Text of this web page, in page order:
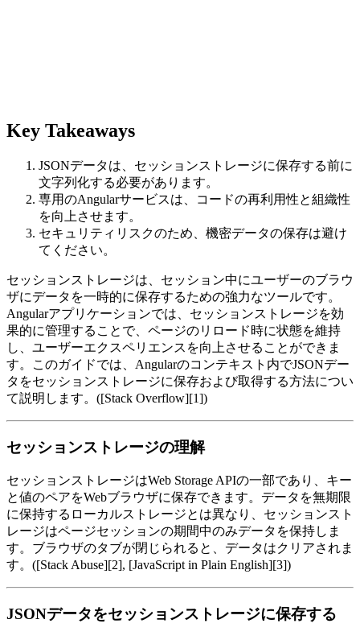
Key Takeaways
JSONデータは、セッションストレージに保存する前に
文字列化する必要があります。
専用のAngularサービスは、コードの再利用性と組織性
を向上させます。
セキュリティリスクのため、機密データの保存は避け
てください。
セッションストレージは、セッション中にユーザーのブラウ
ザにデータを一時的に保存するための強力なツールです。
Angularアプリケーションでは、セッションストレージを効
果的に管理することで、ページのリロード時に状態を維持
し、ユーザーエクスペリエンスを向上させることができま
す。このガイドでは、Angularのコンテキスト内でJSONデー
タをセッションストレージに保存および取得する方法につい
て説明します。([Stack Overflow][1])
セッションストレージの理解
セッションストレージはWeb Storage APIの一部であり、キー
と値のペアをWebブラウザに保存できます。データを無期限
に保持するローカルストレージとは異なり、セッションスト
レージはページセッションの期間中のみデータを保持しま
す。ブラウザのタブが閉じられると、データはクリアされま
す。([Stack Abuse][2], [JavaScript in Plain English][3])
JSONデータをセッションストレージに保存する